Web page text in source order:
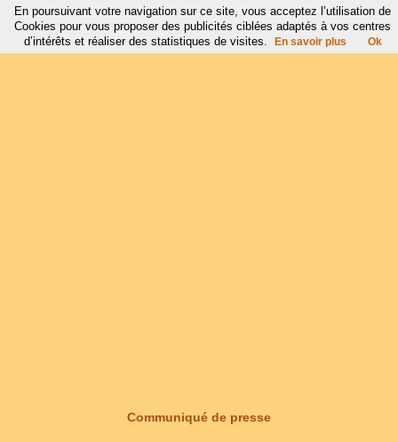
Communiqué de presse
En poursuivant votre navigation sur ce site, vous acceptez l’utilisation de
Cookies pour vous proposer des publicités ciblées adaptés à vos centres
d’intérêts et réaliser des statistiques de visites.
En savoir plus Ok